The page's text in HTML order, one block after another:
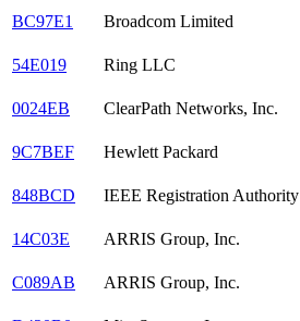
BC97E1
Broadcom Limited
54E019
Ring LLC
0024EB
ClearPath Networks, Inc.
9C7BEF
Hewlett Packard
848BCD
IEEE Registration Authority
14C03E
ARRIS Group, Inc.
C089AB
ARRIS Group, Inc.